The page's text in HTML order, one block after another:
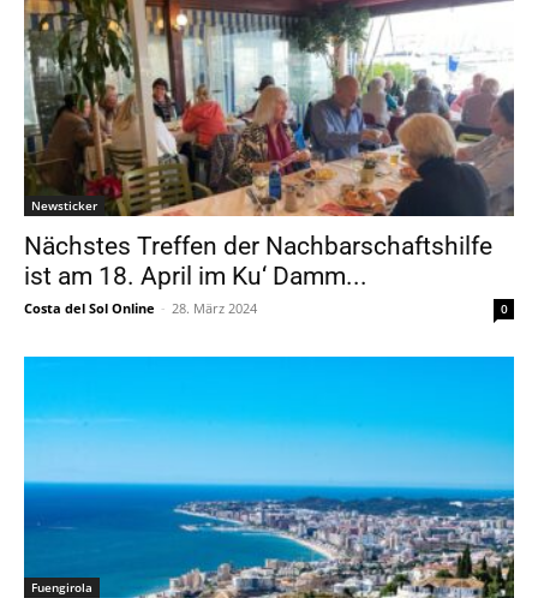
Newsticker
Nächstes Treffen der Nachbarschaftshilfe
ist am 18. April im Ku‘ Damm...
Costa del Sol Online - 28. März 2024 0
Fuengirola